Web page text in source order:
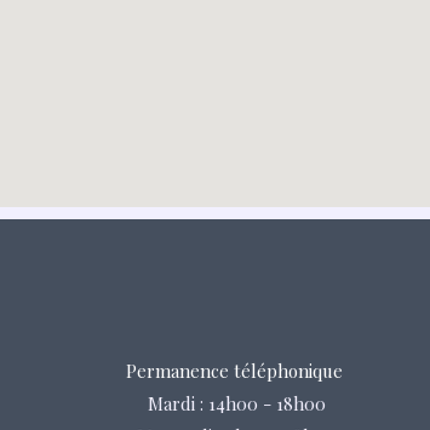
Permanence téléphonique
Mardi : 14h00 - 18h00